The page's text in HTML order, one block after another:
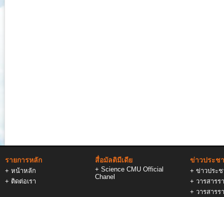
รายการหลัก
+ หน้าหลัก
+ ติดต่อเรา
สื่อมัลติมีเดีย
+ Science CMU Official
Chanel
ข่าวประช
+ ข่าวประ
+ วารสารร
+ วารสารร